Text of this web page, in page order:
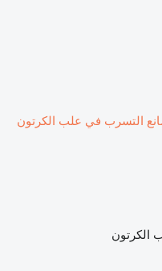
التسرب في علب الكرتون
الكرتون